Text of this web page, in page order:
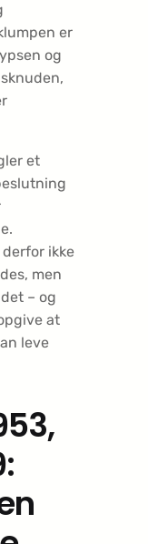
er
og
et
ikke
men
– og
at
leve